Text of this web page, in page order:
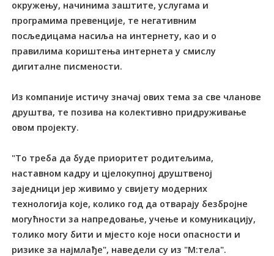
окружењу, начинима заштите, услугама и
програмима превенције, те негативним
посљедицама насиља на интернету, као и о
правилима кориштења интернета у смислу
дигиталне писмености.
Из компаније истичу значај ових тема за све чланове
друштва, те позива на колективно придруживање
овом пројекту.
"То треба да буде приоритет родитељима,
наставном кадру и цјелокупној друштвеној
заједници јер живимо у свијету модерних
технологија које, колико год да отварају безбројне
могућности за напредовање, учење и комуникацију,
толико могу бити и мјесто које носи опасности и
ризике за најмлађе", наведели су из "М:тела".